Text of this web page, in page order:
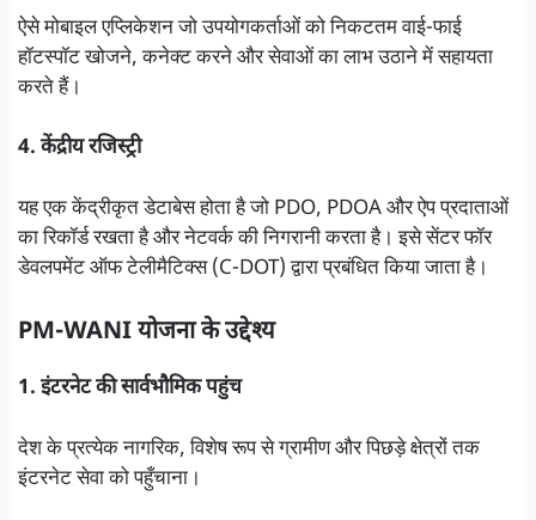
ऐसे मोबाइल एप्लिकेशन जो उपयोगकर्ताओं को निकटतम वाई-फाई
हॉटस्पॉट खोजने, कनेक्ट करने और सेवाओं का लाभ उठाने में सहायता
करते हैं।
4. केंद्रीय रजिस्ट्री
यह एक केंद्रीकृत डेटाबेस होता है जो PDO, PDOA और ऐप प्रदाताओं
का रिकॉर्ड रखता है और नेटवर्क की निगरानी करता है। इसे सेंटर फॉर
डेवलपमेंट ऑफ टेलीमैटिक्स (C-DOT) द्वारा प्रबंधित किया जाता है।
PM-WANI योजना के उद्देश्य
1. इंटरनेट की सार्वभौमिक पहुंच
देश के प्रत्येक नागरिक, विशेष रूप से ग्रामीण और पिछड़े क्षेत्रों तक
इंटरनेट सेवा को पहुँचाना।